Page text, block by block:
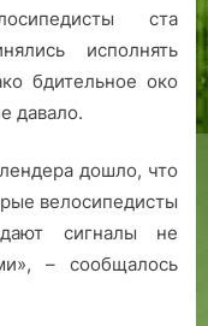
ста
исполнять
бдительное око
давало.
дошло, что
велосипедисты
сигналы не
– сообщалось